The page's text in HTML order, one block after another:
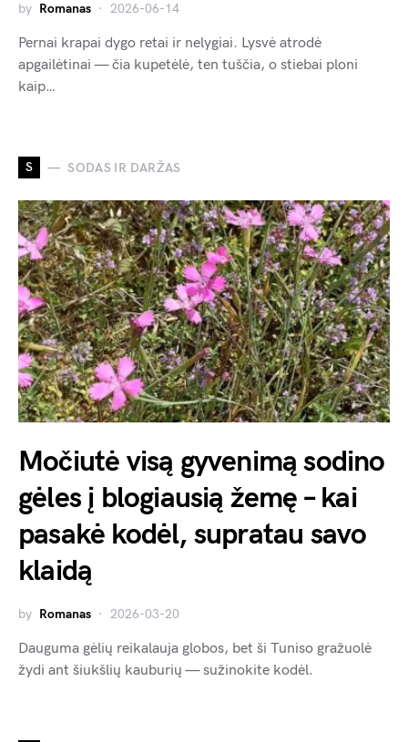
by Romanas 2026-06-14
Pernai krapai dygo retai ir nelygiai. Lysvė atrodė
apgailėtinai — čia kupetėlė, ten tuščia, o stiebai ploni
kaip…
S SODAS IR DARŽAS
Močiutė visą gyvenimą sodino
gėles į blogiausią žemę – kai
pasakė kodėl, supratau savo
klaidą
by Romanas 2026-03-20
Dauguma gėlių reikalauja globos, bet ši Tuniso gražuolė
žydi ant šiukšlių kauburių — sužinokite kodėl.